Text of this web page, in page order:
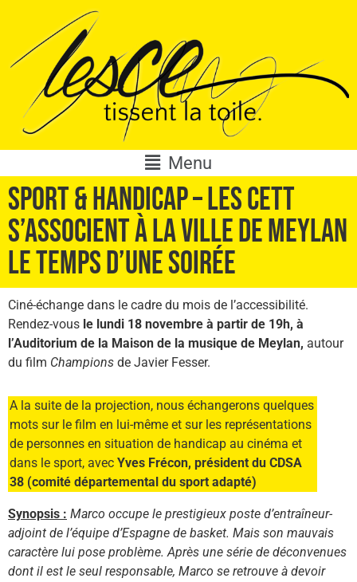
Menu
Sport & handicap – Les cett
s’associent à la ville de Meylan
le temps d’une soirée
Ciné-échange dans le cadre du mois de l’accessibilité.
Rendez-vous le lundi 18 novembre à partir de 19h, à
l’Auditorium de la Maison de la musique de Meylan, autour
du film Champions de Javier Fesser.
A la suite de la projection, nous échangerons quelques
mots sur le film en lui-même et sur les représentations
de personnes en situation de handicap au cinéma et
dans le sport, avec Yves Frécon, président du CDSA
38 (comité départemental du sport adapté)
Synopsis : Marco occupe le prestigieux poste d’entraîneur-
adjoint de l’équipe d’Espagne de basket. Mais son mauvais
caractère lui pose problème. Après une série de déconvenues
dont il est le seul responsable, Marco se retrouve à devoir